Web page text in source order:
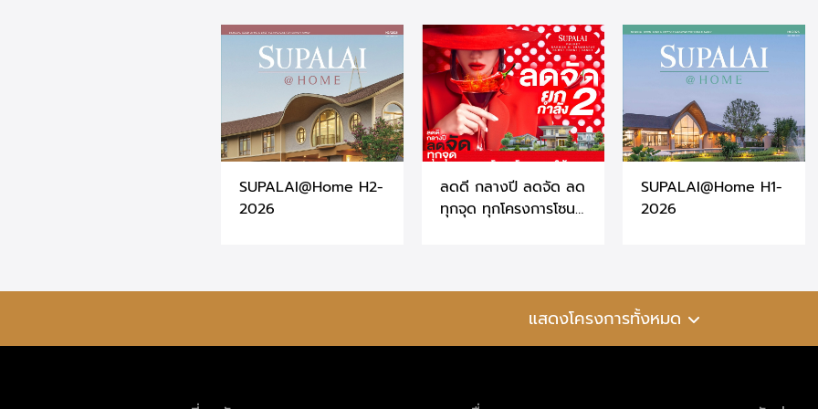
SUPALAI@Home H2-
2026
ลดดี กลางปี ลดจัด ลด
ทุกจุด ทุกโครงการโซน
SUPALAI@Home H1-
2026
แสดงโครงการทั้งหมด